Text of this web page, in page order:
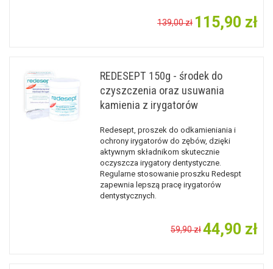
139,00 zł 115,90 zł
REDESEPT 150g - środek do
czyszczenia oraz usuwania
kamienia z irygatorów
Redesept, proszek do odkamieniania i
ochrony irygatorów do zębów, dzięki
aktywnym składnikom skutecznie
oczyszcza irygatory dentystyczne.
Regularne stosowanie proszku Redespt
zapewnia lepszą pracę irygatorów
dentystycznych.
59,90 zł44,90 zł